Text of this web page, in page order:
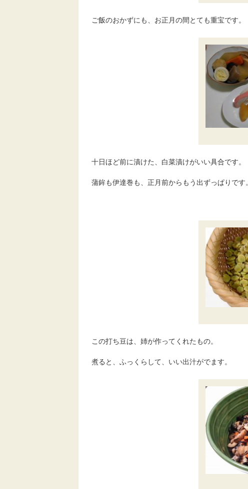
ご飯のおかずにも、お正月の間とても重宝です。
十日ほど前に漬けた、白菜漬けがいい具合です。
蒲鉾も伊達巻も、正月前からもう出ずっぱりです。
この打ち豆は、姉が作ってくれたもの。
煮ると、ふっくらして、いい出汁がでます。